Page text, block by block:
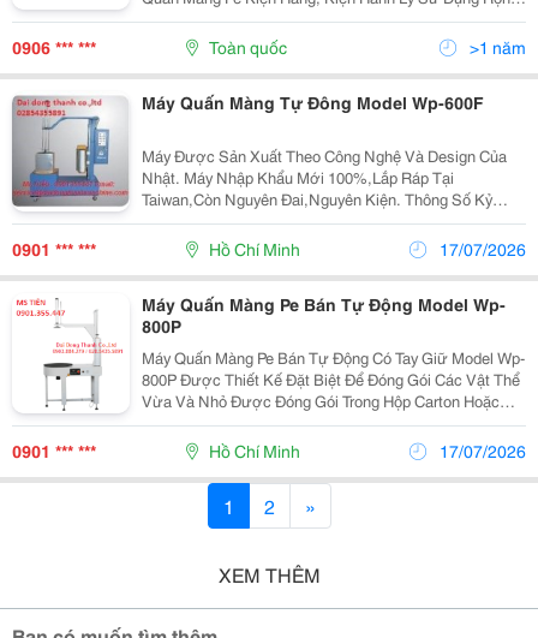
Rãi Trong Ngành Công Nghiệp Hóa Chất, Điện Tử Công
Nghiệp, Vật Liệu Xây Dựng, Thiết Bị Gia...
0906 *** *** Toàn quốc >1 năm
Máy Quấn Màng Tự Đông Model Wp-600F
Máy Được Sản Xuất Theo Công Nghệ Và Design Của
Nhật. Máy Nhập Khẩu Mới 100%,Lắp Ráp Tại
Taiwan,Còn Nguyên Đai,Nguyên Kiện. Thông Số Kỷ
Thuật Máy Quấn Màng Pe Pallet: Wp-600F. Máy Quấn
Màng Pallet Tự Động: Có Thể Sử Dụng Chế Độ Tự...
0901 *** *** Hồ Chí Minh 17/07/2026
Máy Quấn Màng Pe Bán Tự Động Model Wp-
800P
Máy Quấn Màng Pe Bán Tự Động Có Tay Giữ Model Wp-
800P Được Thiết Kế Đặt Biệt Để Đóng Gói Các Vật Thể
Vừa Và Nhỏ Được Đóng Gói Trong Hộp Carton Hoặc
Sếp Trực Tiếp Trên Bệ Quay Mà Không Cần Pallet. Máy
Được Thiết Kế Với Tấm Giữ Kiện Hàng Trên Cùng Là...
0901 *** *** Hồ Chí Minh 17/07/2026
1 2 »
XEM THÊM